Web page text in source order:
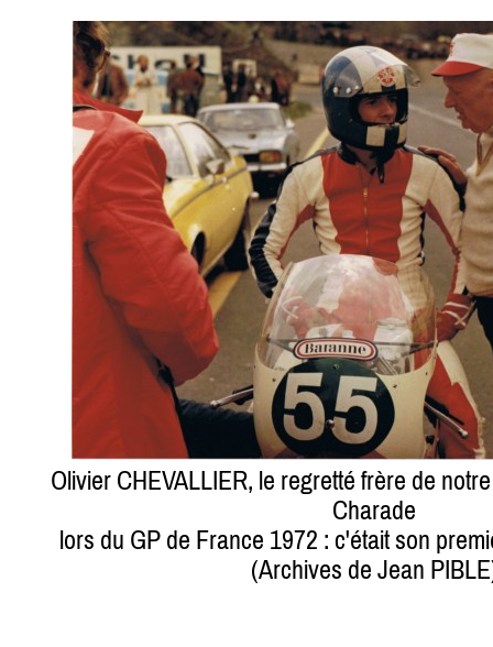
Olivier CHEVALLIER, le regretté frère de
Charade
lors du GP de France 1972 : c'était son
(Archives de Jean